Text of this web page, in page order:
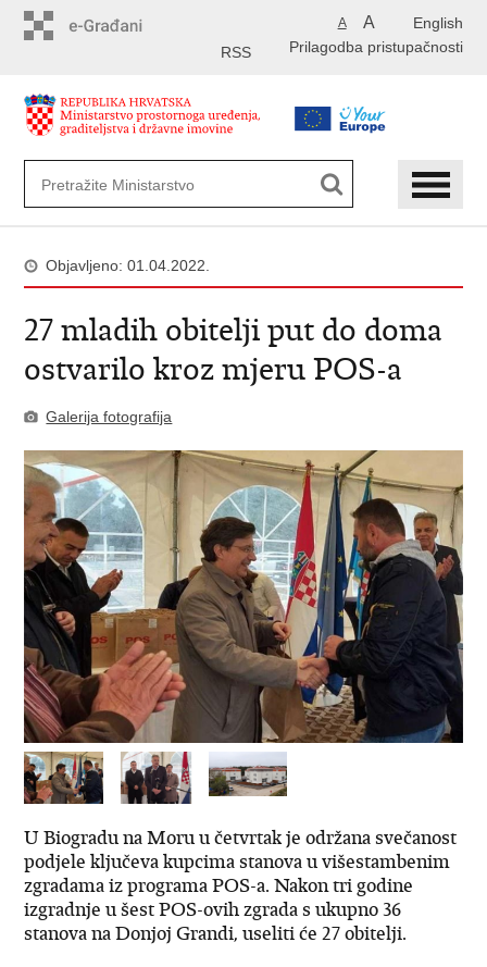
English
A A
Prilagodba pristupačnosti
RSS
Objavljeno: 01.04.2022.
27 mladih obitelji put do doma
ostvarilo kroz mjeru POS-a
Galerija fotografija
U Biogradu na Moru u četvrtak je održana svečanost
podjele ključeva kupcima stanova u višestambenim
zgradama iz programa POS-a. Nakon tri godine
izgradnje u šest POS-ovih zgrada s ukupno 36
stanova na Donjoj Grandi, useliti će 27 obitelji.